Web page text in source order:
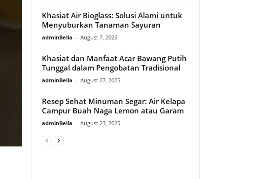
Khasiat Air Bioglass: Solusi Alami untuk
Menyuburkan Tanaman Sayuran
adminBella - August 7, 2025
Khasiat dan Manfaat Acar Bawang Putih
Tunggal dalam Pengobatan Tradisional
adminBella - August 27, 2025
Resep Sehat Minuman Segar: Air Kelapa
Campur Buah Naga Lemon atau Garam
adminBella - August 23, 2025